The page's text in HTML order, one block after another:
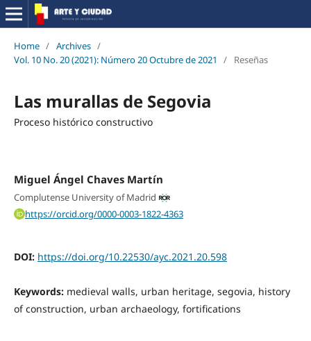
Home / Archives /
Vol. 10 No. 20 (2021): Número 20 Octubre de 2021
/ Reseñas
Las murallas de Segovia
Proceso histórico constructivo
Miguel Ángel Chaves Martín
Complutense University of Madrid
https://orcid.org/0000-0003-1822-4363
DOI: https://doi.org/10.22530/ayc.2021.20.598
Keywords: medieval walls, urban heritage, segovia, history
of construction, urban archaeology, fortifications